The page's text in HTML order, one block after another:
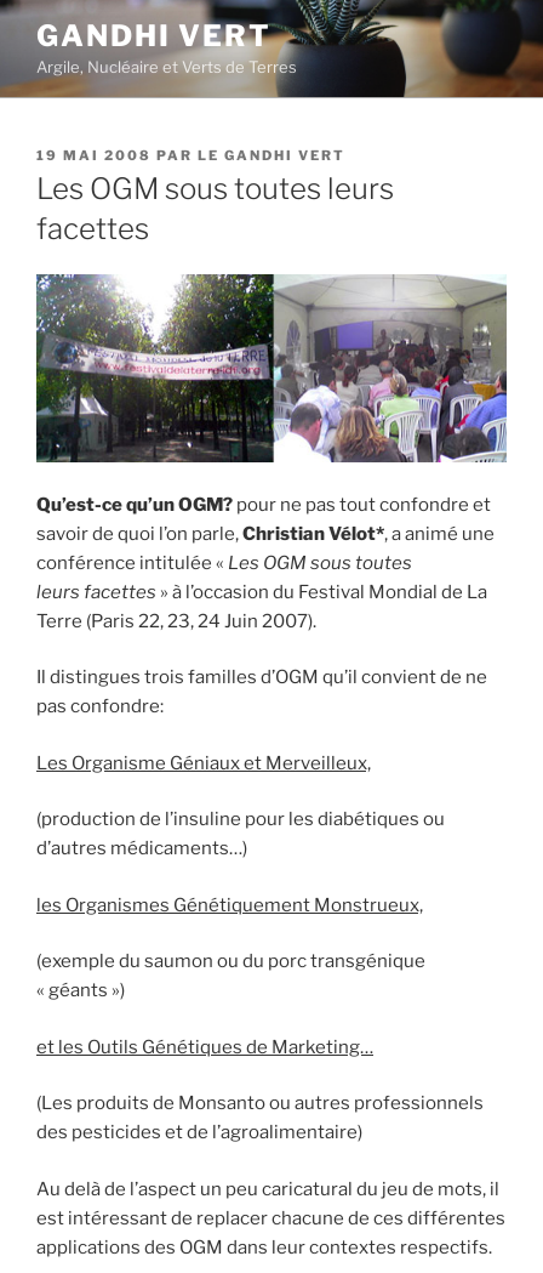
Aller
contenu
principal
GANDHI VERT
Argile, Nucléaire et Verts de Terres
PUBLIÉ
LE
19 MAI 2008 PAR LE GANDHI VERT
Les OGM sous toutes leurs
facettes
Qu’est-ce qu’un OGM? pour ne pas tout confondre et
savoir de quoi l’on parle,Christian Vélot*, a animé une
conférence intitulée « Les OGM sous toutes
leurs facettes » à l’occasion du Festival Mondial de La
Terre (Paris 22, 23, 24 Juin 2007).
Il distingues trois familles d’OGM qu’il convient de ne
pas confondre:
Les Organisme Géniaux et Merveilleux,
(production de l’insuline pour les diabétiques ou
d’autres médicaments…)
les Organismes Génétiquement Monstrueux,
(exemple du saumon ou du porc transgénique
« géants »)
et les Outils Génétiques de Marketing…
(Les produits de Monsanto ou autres professionnels
des pesticides et de l’agroalimentaire)
Au delà de l’aspect un peu caricatural du jeu de mots, il
est intéressant de replacer chacune de ces différentes
applications des OGM dans leur contextes respectifs.